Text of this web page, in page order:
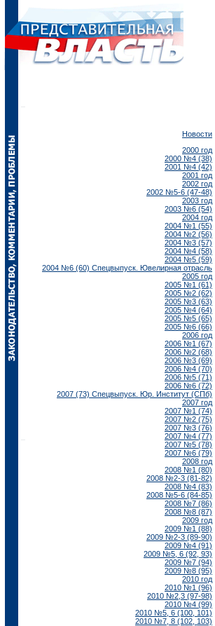
Новости
2000 год
2000 №4 (38)
2001 №4 (42)
2001 год
2002 год
2002 №5-6 (47-48)
2003 год
2003 №6 (54)
2004 год
2004 №1 (55)
2004 №2 (56)
2004 №3 (57)
2004 №4 (58)
2004 №5 (59)
2004 №6 (60) Спецвыпуск. Ювелирная отрасль
2005 год
2005 №1 (61)
2005 №2 (62)
2005 №3 (63)
2005 №4 (64)
2005 №5 (65)
2005 №6 (66)
2006 год
2006 №1 (67)
2006 №2 (68)
2006 №3 (69)
2006 №4 (70)
2006 №5 (71)
2006 №6 (72)
2007 (73) Спецвыпуск. Юр. Институт (СПб)
2007 год
2007 №1 (74)
2007 №2 (75)
2007 №3 (76)
2007 №4 (77)
2007 №5 (78)
2007 №6 (79)
2008 год
2008 №1 (80)
2008 №2-3 (81-82)
2008 №4 (83)
2008 №5-6 (84-85)
2008 №7 (86)
2008 №8 (87)
2009 год
2009 №1 (88)
2009 №2-3 (89-90)
2009 №4 (91)
2009 №5, 6 (92, 93)
2009 №7 (94)
2009 №8 (95)
2010 год
2010 №1 (96)
2010 №2,3 (97-98)
2010 №4 (99)
2010 №5, 6 (100, 101)
2010 №7, 8 (102, 103)